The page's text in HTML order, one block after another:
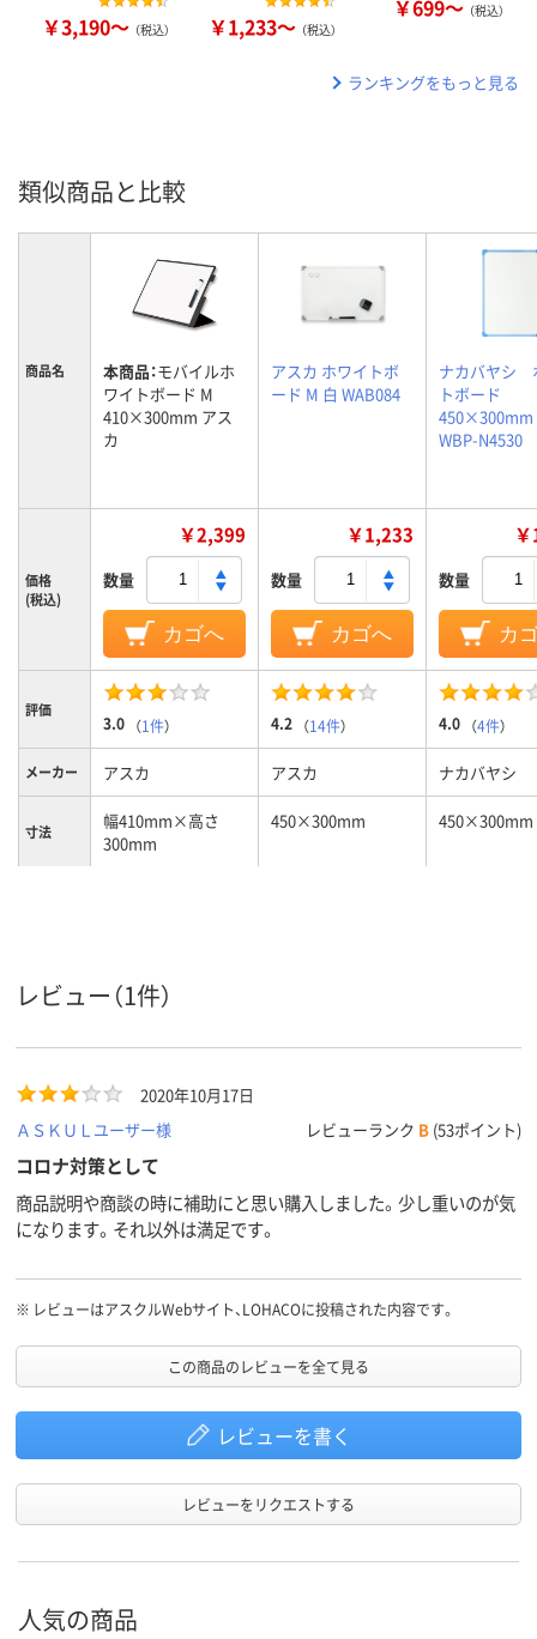
￥3,190～ （税込） ￥1,233～ （税込）
￥699～ （税込）
ランキングをもっと見る
類似商品と比較
商品名 本商品：モバイルホ
ワイトボード M
410×300mm アス
カ
アスカ ホワイトボ
ード M 白 WAB084
ナカバヤシ
トボード
WBP-N4530
価格
(税込)
￥2,399
数量
カゴへ
￥1,233
数量
カゴへ
数量
カ
評価
3.0 （1件） 4.2 （14件） 4.0 （4件）
メーカー アスカ アスカ ナカバヤシ
寸法
幅410mm×高さ
300mm
450×300mm 450×300mm
ホワイト
数
片面（無地）
カラーグ
ループ
ホワイト系
レビュー（1件）
2020年10月17日
ＡＳＫＵＬユーザー様
レビューランク B (53ポイント)
コロナ対策として
商品説明や商談の時に補助にと思い購入しました。少し重いのが気
になります。それ以外は満足です。
※ レビューはアスクルWebサイト、LOHACOに投稿された内容です。
この商品のレビューを全て見る
レビューを書く
レビューをリクエストする
人気の商品